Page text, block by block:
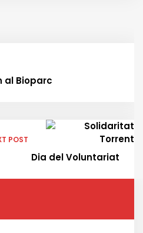
al Bioparc
POST
Dia del Voluntariat